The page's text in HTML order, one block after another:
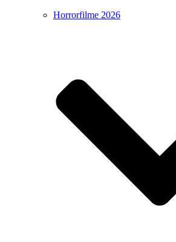
Horrorfilme 2026